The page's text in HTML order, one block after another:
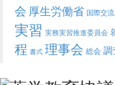
会 厚生労働省 国際交流
実習 実務実習推進委員会
程 書式 理事会 総会